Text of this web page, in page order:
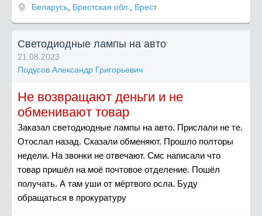
Беларусь Брестская обл. Брест
Светодиодные лампы на авто
21.08.2023
Подусов Александр Григорьевич
Не возвращают деньги и не
обменивают товар
Заказал светодиодные лампы на авто. Прислали не те.
Отослал назад. Сказали обменяют. Прошло полторы
недели. На звонки не отвечают. Смс написали что
товар пришёл на моё почтовое отделение. Пошёл
получать. А там уши от мёртвого осла. Буду
обращаться в прокуратуру